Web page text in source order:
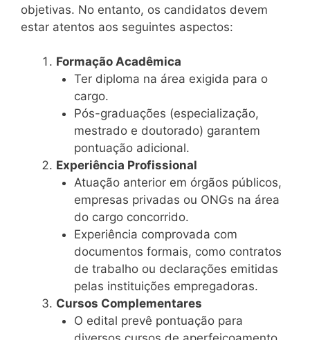
objetivas. No entanto, os candidatos devem
estar atentos aos seguintes aspectos:
Formação Acadêmica
Ter diploma na área exigida para o
cargo.
Pós-graduações (especialização,
mestrado e doutorado) garantem
pontuação adicional.
Experiência Profissional
Atuação anterior em órgãos públicos,
empresas privadas ou ONGs na área
do cargo concorrido.
Experiência comprovada com
documentos formais, como contratos
de trabalho ou declarações emitidas
pelas instituições empregadoras.
Cursos Complementares
O edital prevê pontuação para